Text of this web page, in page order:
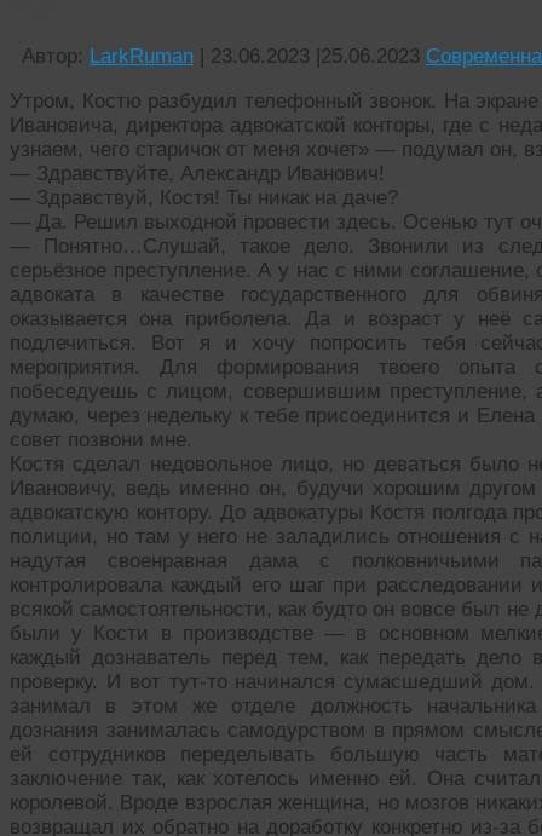
Автор: LarkRuman | 23.06.2023 |25.06.2023
Утром, Костю разбудил телефонный звонок. На
Ивановича, директора адвокатской конторы, где с
узнаем, чего старичок от меня хочет» — подумал он,
— Здравствуйте, Александр Иванович!
— Здравствуй, Костя! Ты никак на даче?
— Да. Решил выходной провести здесь. Осенью тут
— Понятно…Слушай, такое дело. Звонили из
серьёзное преступление. А у нас с ними
адвоката в качестве государственного для
оказывается она приболела. Да и возраст у
подлечиться. Вот я и хочу попросить тебя
мероприятия. Для формирования твоего опыта
побеседуешь с лицом, совершившим преступление,
думаю, через недельку к тебе присоединится и
совет позвони мне.
Костя сделал недовольное лицо, но деваться было
Ивановичу, ведь именно он, будучи хорошим
адвокатскую контору. До адвокатуры Костя полгода
полиции, но там у него не заладились отношения с
надутая своенравная дама с полковничьими
контролировала каждый его шаг при расследовании
всякой самостоятельности, как будто он вовсе был
были у Кости в производстве — в основном
каждый дознаватель перед тем, как передать
проверку. И вот тут-то начинался сумасшедший
занимал в этом же отделе должность начальника
дознания занималась самодурством в прямом
ей сотрудников переделывать большую часть
заключение так, как хотелось именно ей. Она
королевой. Вроде взрослая женщина, но мозгов
возвращал их обратно на доработку конкретно из-за